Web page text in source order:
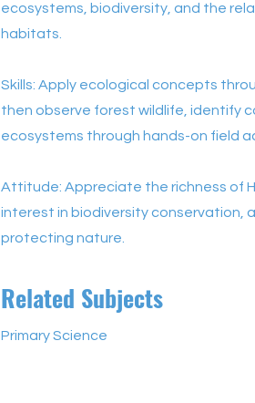
ecosystems, biodiversity, and the
habitats.
Skills: Apply ecological concepts
then observe forest wildlife, identify
ecosystems through hands-on field
Attitude: Appreciate the richness of
interest in biodiversity conservation,
protecting nature.
Related Subjects
Primary Science